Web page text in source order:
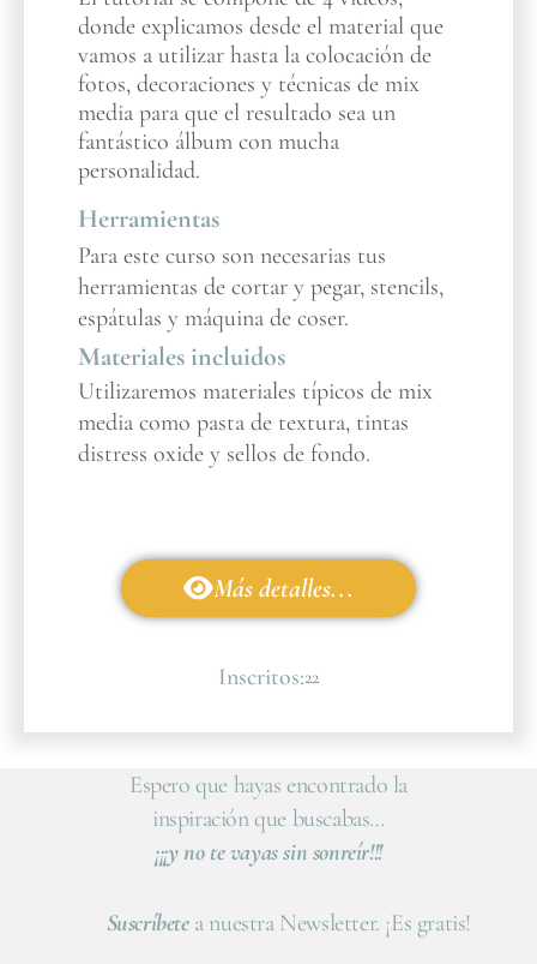
donde explicamos desde el material que
vamos a utilizar hasta la colocación de
fotos, decoraciones y técnicas de mix
media para que el resultado sea un
fantástico álbum con mucha
personalidad.
Herramientas
Para este curso son necesarias tus
herramientas de cortar y pegar, stencils,
espátulas y máquina de coser.
Materiales incluidos
Utilizaremos materiales típicos de mix
media como pasta de textura, tintas
distress oxide y sellos de fondo.
Más detalles...
Inscritos:22
Espero que hayas encontrado la
inspiración que buscabas…
¡¡¡y no te vayas sin sonreír!!!
Suscríbetea nuestra Newsletter. ¡Es gratis!